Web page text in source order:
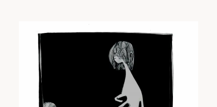
#アイデア #エッセイ
#マルシェ
#日記 #生活 #留学 #考え事
アパートメントについて
寄付について
配信
入居者一覧